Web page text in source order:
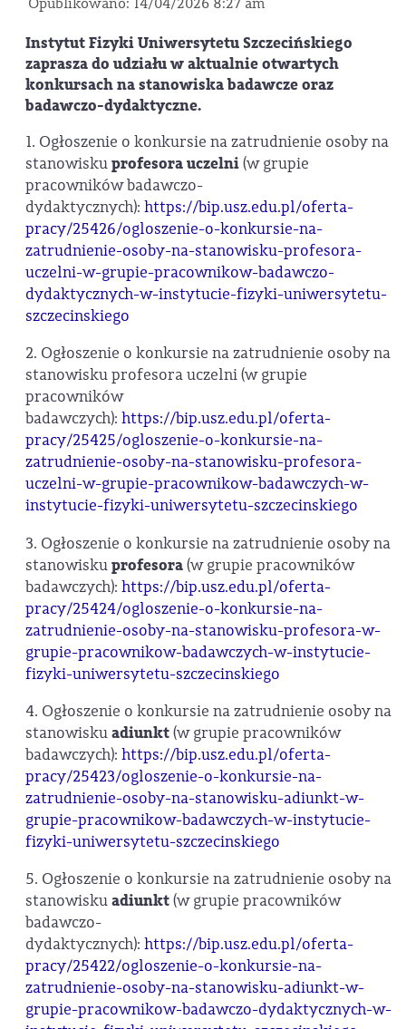
Instytut Fizyki Uniwersytetu Szczecińskiego
zaprasza do udziału w aktualnie otwartych
konkursach na stanowiska badawcze oraz
badawczo-dydaktyczne.
1. Ogłoszenie o konkursie na zatrudnienie osoby na
stanowiskuprofesora uczelni(w grupie
pracowników badawczo-
dydaktycznych): https://bip.usz.edu.pl/oferta-
pracy/25426/ogloszenie-o-konkursie-na-
zatrudnienie-osoby-na-stanowisku-profesora-
uczelni-w-grupie-pracownikow-badawczo-
dydaktycznych-w-instytucie-fizyki-uniwersytetu-
szczecinskiego
2. Ogłoszenie o konkursie na zatrudnienie osoby na
stanowisku profesora uczelni (w grupie
pracowników
badawczych): https://bip.usz.edu.pl/oferta-
pracy/25425/ogloszenie-o-konkursie-na-
zatrudnienie-osoby-na-stanowisku-profesora-
uczelni-w-grupie-pracownikow-badawczych-w-
instytucie-fizyki-uniwersytetu-szczecinskiego
3. Ogłoszenie o konkursie na zatrudnienie osoby na
stanowiskuprofesora(w grupie pracowników
badawczych): https://bip.usz.edu.pl/oferta-
pracy/25424/ogloszenie-o-konkursie-na-
zatrudnienie-osoby-na-stanowisku-profesora-w-
grupie-pracownikow-badawczych-w-instytucie-
fizyki-uniwersytetu-szczecinskiego
4. Ogłoszenie o konkursie na zatrudnienie osoby na
stanowiskuadiunkt(w grupie pracowników
badawczych): https://bip.usz.edu.pl/oferta-
pracy/25423/ogloszenie-o-konkursie-na-
zatrudnienie-osoby-na-stanowisku-adiunkt-w-
grupie-pracownikow-badawczych-w-instytucie-
fizyki-uniwersytetu-szczecinskiego
5. Ogłoszenie o konkursie na zatrudnienie osoby na
stanowiskuadiunkt(w grupie pracowników
badawczo-
dydaktycznych): https://bip.usz.edu.pl/oferta-
pracy/25422/ogloszenie-o-konkursie-na-
zatrudnienie-osoby-na-stanowisku-adiunkt-w-
grupie-pracownikow-badawczo-dydaktycznych-w-